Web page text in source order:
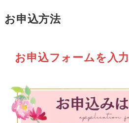
お申込方法
お申込フォームを入